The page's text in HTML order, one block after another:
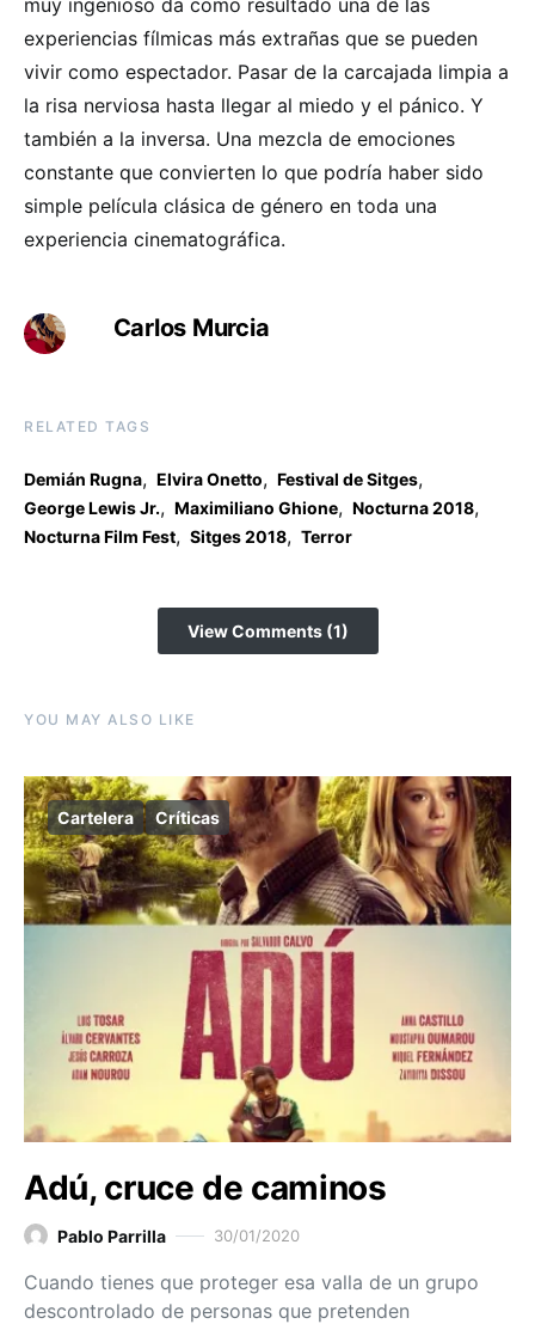
experiencias fílmicas más extrañas que se pueden
vivir como espectador. Pasar de la carcajada limpia a
la risa nerviosa hasta llegar al miedo y el pánico. Y
también a la inversa. Una mezcla de emociones
constante que convierten lo que podría haber sido
simple película clásica de género en toda una
experiencia cinematográfica.
Carlos Murcia
RELATED TAGS
Demián Rugna, Elvira Onetto, Festival de Sitges,
George Lewis Jr., Maximiliano Ghione, Nocturna 2018,
Nocturna Film Fest, Sitges 2018, Terror
View Comments (1)
YOU MAY ALSO LIKE
Cartelera Críticas
Adú, cruce de caminos
Pablo Parrilla 30/01/2020
Cuando tienes que proteger esa valla de un grupo
descontrolado de personas que pretenden